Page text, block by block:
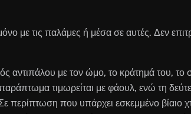
με τις παλάμες ή μέσα σε αυτές. Δεν
αντιπάλου με τον ώμο, το κράτημά του,
τιμωρείται με φάουλ, ενώ τη
περίπτωση που υπάρχει εσκεμμένο βίαιο